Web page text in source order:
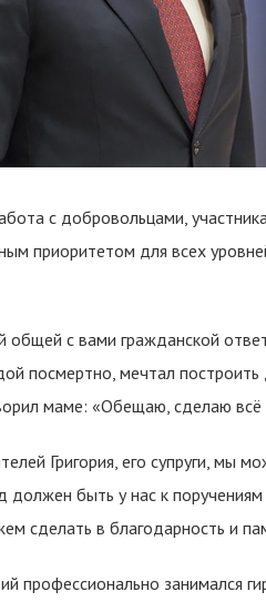
с добровольцами,
приоритетом для всех
с вами гражданской
посмертно, мечтал
маме: «Обещаю, сделаю
Григория, его супруги, мы
должен быть у нас к
сделать в благодарность и
профессионально занимался